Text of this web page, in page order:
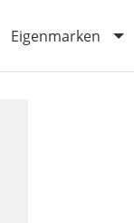
Eigenmarken